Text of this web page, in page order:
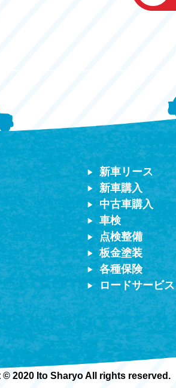
新車リース
新車購入
中古車購入
車検
点検整備
板金塗装
各種保険
ロードサービス
2020 Ito Sharyo All rights reserved.